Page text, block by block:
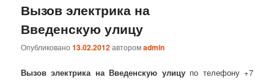
Вызов электрика на
Введенскую улицу
Опубликовано13.02.2012авторомadmin
Вызов электрика на Введенскую улицупо телефону +7